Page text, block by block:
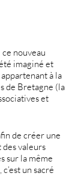
nouveau
imaginé et
à la
de Bretagne (la
et
de créer une
valeurs
sur la même
un sacré